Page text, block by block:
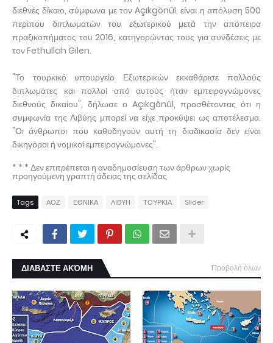
διεθνές δίκαιο, σύμφωνα με τον Açıkgönül, είναι η απόλυση 500
περίπου διπλωματών του εξωτερικού μετά την απόπειρα
πραξικοπήματος του 2016, κατηγορώντας τους για συνδέσεις με
τον Fethullah Gilen.
"Το τουρκικό υπουργείο Εξωτερικών εκκαθάρισε πολλούς
διπλωμάτες και πολλοί από αυτούς ήταν εμπειρογνώμονες
διεθνούς δικαίου", δήλωσε ο Açıkgönül, προσθέτοντας ότι η
συμφωνία της Λιβύης μπορεί να είχε προκύψει ως αποτέλεσμα.
"Οι άνθρωποι που καθοδηγούν αυτή τη διαδικασία δεν είναι
δικηγόροι ή νομικοί εμπειρογνώμονες".
* * * Δεν επιτρέπεται η αναδημοσίευση των άρθρων χωρίς
προηγούμενη γραπτή άδειας της σελίδας
Tags ΑΟΖ ΕΘΝΙΚΑ ΛΙΒΥΗ ΤΟΥΡΚΙΑ Slider
ΔΙΑΒΑΣΤΕ ΑΚΌΜΗ Προβολή όλων